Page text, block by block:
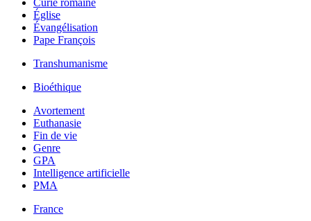
Curie romaine
Église
Évangélisation
Pape François
Transhumanisme
Bioéthique
Avortement
Euthanasie
Fin de vie
Genre
GPA
Intelligence artificielle
PMA
France